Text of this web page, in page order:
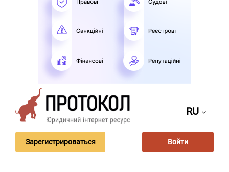
RU
Зарегистрироваться Войти